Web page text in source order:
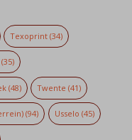
Texoprint (34)
(35)
(48) Twente (41)
(94) Usselo (45)